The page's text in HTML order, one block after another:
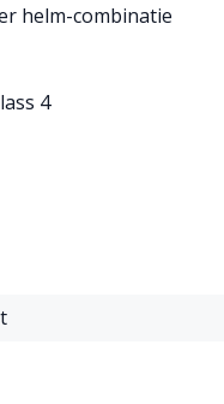
helm-combinatie
4